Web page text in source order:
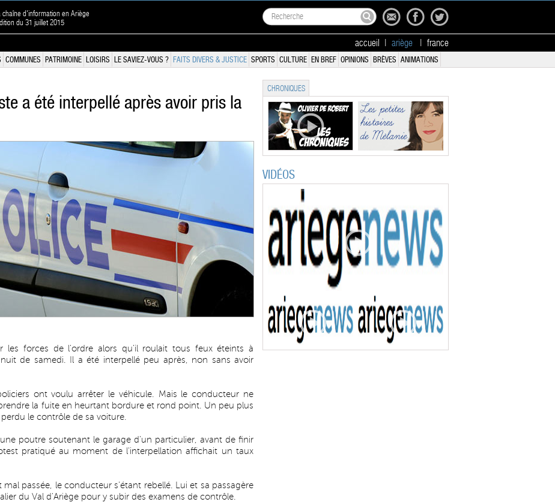
chaîne d'information en Ariège
du 31 juillet 2015
accueil ariège france
COMMUNES PATRIMOINE LOISIRS LE SAVIEZ-VOUS ? FAITS DIVERS & JUSTICE SPORTS CULTURE EN BREF OPINIONS BRÈVES ANIMATIONS
a été interpellé après avoir pris la
les forces de l'ordre alors qu'il roulait tous feux éteints à
de samedi. Il a été interpellé peu après, non sans avoir
ont voulu arrêter le véhicule. Mais le conducteur ne
la fuite en heurtant bordure et rond point. Un peu plus
le contrôle de sa voiture.
poutre soutenant le garage d'un particulier, avant de finir
pratiqué au moment de l'interpellation affichait un taux
passée, le conducteur s'étant rebellé. Lui et sa passagère
du Val d'Ariège pour y subir des examens de contrôle.
CHRONIQUES
VIDÉOS